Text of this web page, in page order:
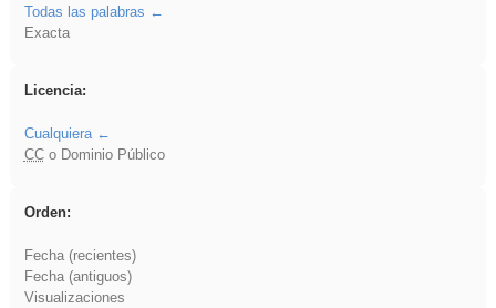
Todas las palabras
Exacta
Licencia:
Cualquiera
CCo Dominio Público
Orden:
Fecha (recientes)
Fecha (antiguos)
Visualizaciones